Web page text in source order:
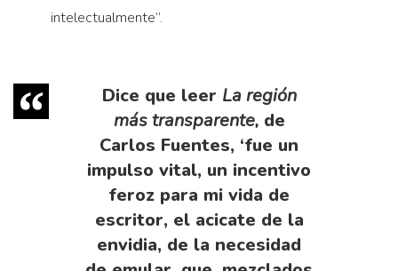
intelectualmente”.
Dice que leer La región
más transparente, de
Carlos Fuentes, ‘fue un
impulso vital, un incentivo
feroz para mi vida de
escritor, el acicate de la
envidia, de la necesidad